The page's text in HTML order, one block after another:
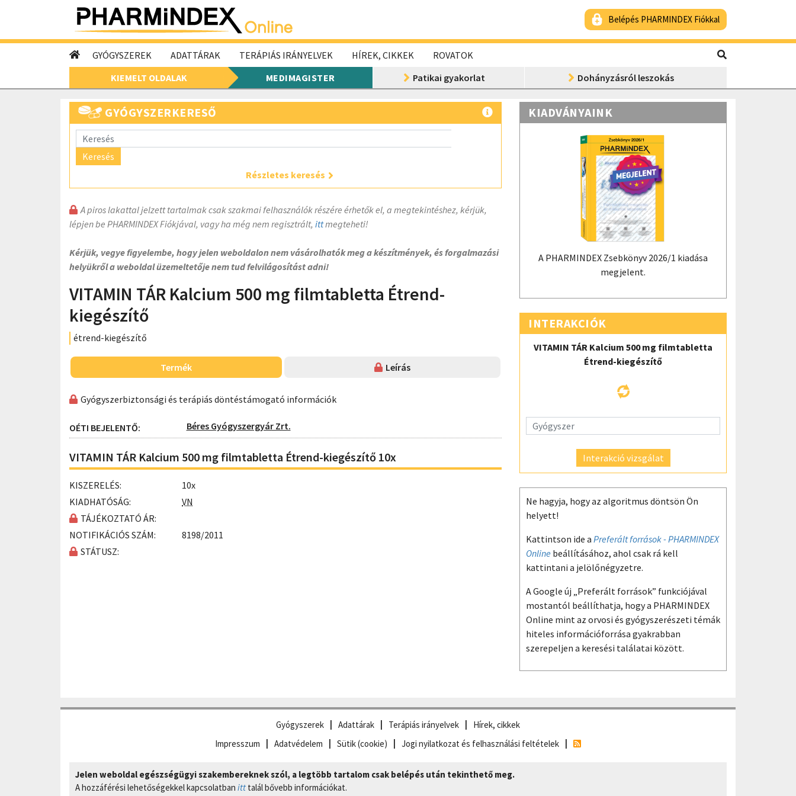
Belépés PHARMINDEX Fiókkal
GYÓGYSZEREK ADATTÁRAK TERÁPIÁS IRÁNYELVEK HÍREK, CIKKEK
ROVATOK
KIEMELT OLDALAK
MEDIMAGISTER Patikai gyakorlat Dohányzásról leszokás
GYÓGYSZERKERESŐ
Keresés
Részletes keresés
A piros lakattal jelzett tartalmak csak szakmai felhasználók részére érhetők el, a megtekintéshez, kérjük,
lépjen be PHARMINDEX Fiókjával, vagy ha még nem regisztrált, ittmegteheti!
Kérjük, vegye figyelembe, hogy jelen weboldalon nem vásárolhatók meg a készítmények, és forgalmazási
helyükről a weboldal üzemeltetője nem tud felvilágosítást adni!
VITAMIN TÁR Kalcium 500 mg filmtabletta Étrend-
kiegészítő
étrend-kiegészítő
Termék Leírás
Gyógyszerbiztonsági és terápiás döntéstámogató információk
OÉTI BEJELENTŐ: Béres Gyógyszergyár Zrt.
VITAMIN TÁR Kalcium 500 mg filmtabletta Étrend-kiegészítő 10x
KISZERELÉS:
10x
KIADHATÓSÁG:
VN
TÁJÉKOZTATÓ ÁR:
NOTIFIKÁCIÓS SZÁM:
8198/2011
STÁTUSZ:
KIADVÁNYAINK
A PHARMINDEX Zsebkönyv 2026/1 kiadása
megjelent.
INTERAKCIÓK
VITAMIN TÁR Kalcium 500 mg filmtabletta
Étrend-kiegészítő
Interakció vizsgálat
Ne hagyja, hogy az algoritmus döntsön Ön
helyett!
Kattintson ide a Preferált források - PHARMINDEX
Online beállításához, ahol csak rá kell
kattintani a jelölőnégyzetre.
A Google új „Preferált források” funkciójával
mostantól beállíthatja, hogy a PHARMINDEX
Online mint az orvosi és gyógyszerészeti témák
hiteles információforrása gyakrabban
szerepeljen a keresési találatai között.
Gyógyszerek Adattárak Terápiás irányelvek
Hírek, cikkek
Impresszum
Adatvédelem Sütik (cookie) Jogi nyilatkozat és felhasználási feltételek
Jelen weboldal egészségügyi szakembereknek szól, a legtöbb tartalom csak belépés után tekinthető meg.
A hozzáférési lehetőségekkel kapcsolatban itt talál bővebb információkat.